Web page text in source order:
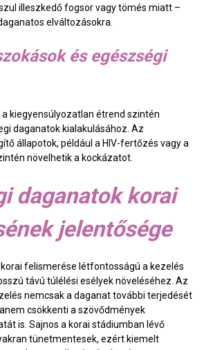
illeszkedő fogsor vagy tömés miatt –
elváltozásokra.
és egészségi
kiegyensúlyozatlan étrend szintén
daganatok kialakulásához. Az
állapotok, például a HIV-fertőzés vagy a
növelhetik a kockázatot.
daganatok korai
jelentősége
felismerése létfontosságú a kezelés
távú túlélési esélyek növeléséhez. Az
nemcsak a daganat további terjedését
csökkenti a szövődmények
is. Sajnos a korai stádiumban lévő
tünetmentesek, ezért kiemelt